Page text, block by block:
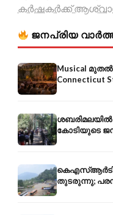
കർഷകർക്ക്
ജനപ്രിയ
Musical മുതൽ
Connecticut
ന്റെ 250-ആം
കോടിയുടെ
എരുമേലി
തുടരുന്നു;
സുരക്ഷാ